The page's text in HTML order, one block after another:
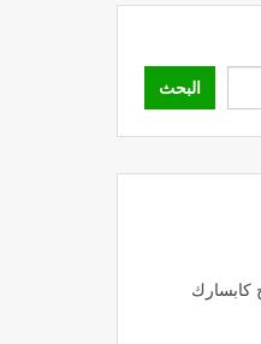
البحث
كابسارك